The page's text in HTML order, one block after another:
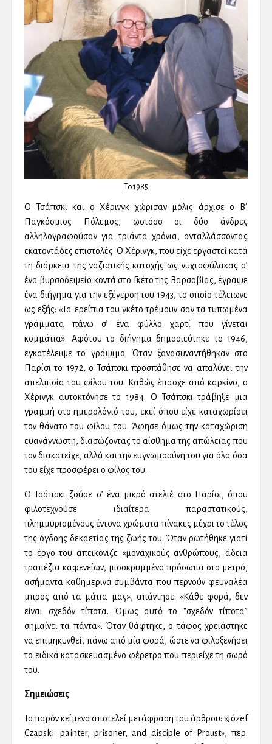
Το 1985
Ο Τσάπσκι και ο Χέρινγκ χώρισαν μόλις άρχισε ο Β΄
Παγκόσμιος Πόλεμος, ωστόσο οι δύο άνδρες
αλληλογραφούσαν για τριάντα χρόνια, ανταλλάσσοντας
εκατοντάδες επιστολές. Ο Χέρινγκ, που είχε εργαστεί κατά
τη διάρκεια της ναζιστικής κατοχής ως νυχτοφύλακας σ’
ένα βυρσοδεψείο κοντά στο Γκέτο της Βαρσοβίας, έγραψε
ένα διήγημα για την εξέγερση του 1943, το οποίο τέλειωνε
ως εξής: «Τα ερείπια του γκέτο τρέμουν σαν τα τυπωμένα
γράμματα πάνω σ’ ένα φύλλο χαρτί που γίνεται
κομμάτια». Αφότου το διήγημα δημοσιεύτηκε το 1946,
εγκατέλειψε το γράψιμο. Όταν ξανασυναντήθηκαν στο
Παρίσι το 1972, ο Τσάπσκι προσπάθησε να απαλύνει την
απελπισία του φίλου του. Καθώς έπασχε από καρκίνο, ο
Χέρινγκ αυτοκτόνησε το 1984. Ο Τσάπσκι τράβηξε μια
γραμμή στο ημερολόγιό του, εκεί όπου είχε καταχωρίσει
τον θάνατο του φίλου του. Άφησε όμως την καταχώριση
ευανάγνωστη, διασώζοντας το αίσθημα της απώλειας που
τον διακατείχε, αλλά και την ευγνωμοσύνη του για όλα όσα
του είχε προσφέρει ο φίλος του.
Ο Τσάπσκι ζούσε σ’ ένα μικρό ατελιέ στο Παρίσι, όπου
φιλοτεχνούσε ιδιαίτερα παραστατικούς,
πλημμυρισμένους έντονα χρώματα πίνακες μέχρι το τέλος
της όγδοης δεκαετίας της ζωής του. Όταν ρωτήθηκε γιατί
το έργο του απεικόνιζε «μοναχικούς ανθρώπους, άδεια
τραπέζια καφενείων, μισοκρυμμένα πρόσωπα στο μετρό,
ασήμαντα καθημερινά συμβάντα που περνούν φευγαλέα
μπρος από τα μάτια μας», απάντησε: «Κάθε φορά, δεν
είναι σχεδόν τίποτα. Όμως αυτό το “σχεδόν τίποτα”
σημαίνει τα πάντα». Όταν θάφτηκε, ο τάφος χρειάστηκε
να επιμηκυνθεί, πάνω από μία φορά, ώστε να φιλοξενήσει
το ειδικά κατασκευασμένο φέρετρο που περιείχε τη σωρό
του.
Σημειώσεις
Το παρόν κείμενο αποτελεί μετάφραση του άρθρου: «Józef
Czapski: painter, prisoner, and disciple of Proust», περ.